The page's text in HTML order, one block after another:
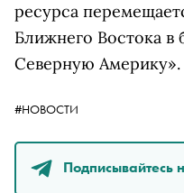
ресурса
Ближнего Востока в
Северную Америку».
#НОВОСТИ
Подписывайтесь